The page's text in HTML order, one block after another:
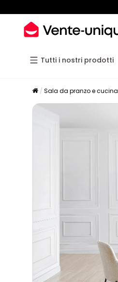
Tutti i nostri prodotti
Sala da pranzo e cucina